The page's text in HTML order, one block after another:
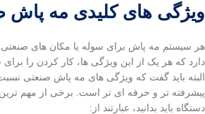
ویژگی های کلیدی مه پاش
هر سیستم مه پاش برای سوله یا مکان های صنعتی
دارد که هر یک از این ویژگی ها، کار کردن را
البته باید گفت که ویژگی های مه پاش صنعتی
پیشرفته تر و حرفه ای تر است. برخی از مهم ترین
دستگاه باید بدانید، عبارتند از: